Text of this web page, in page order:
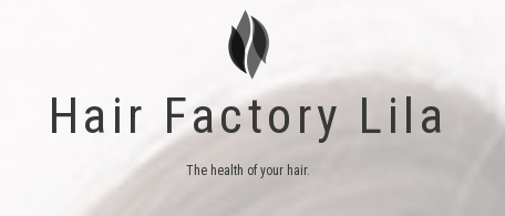
Hair Factory Lila
The health of your hair.